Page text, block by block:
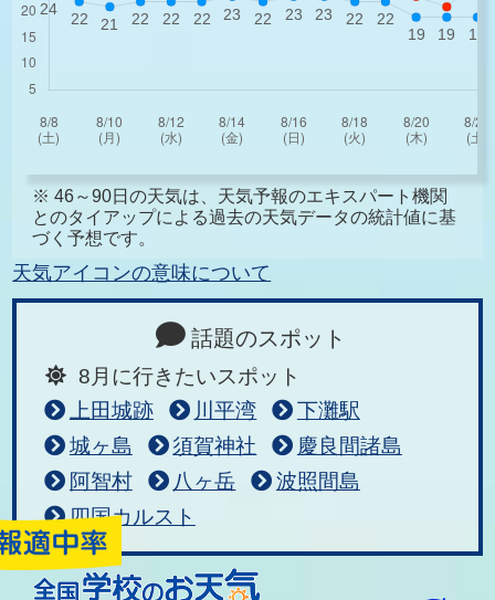
※ 46～90日の天気は、天気予報のエキスパート機関
とのタイアップによる過去の天気データの統計値に基
づく予想です。
天気アイコンの意味について
話題のスポット
8月に行きたいスポット
上田城跡
川平湾
下灘駅
城ヶ島
須賀神社
慶良間諸島
阿智村
八ヶ岳
波照間島
四国カルスト